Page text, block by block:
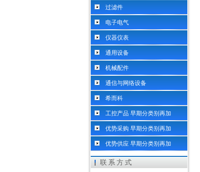
过滤件
电子电气
仪器仪表
通用设备
机械配件
通信与网络设备
希而科
工控产品 早期分类别再加
优势采购 早期分类别再加
优势供应 早期分类别再加
联系方式